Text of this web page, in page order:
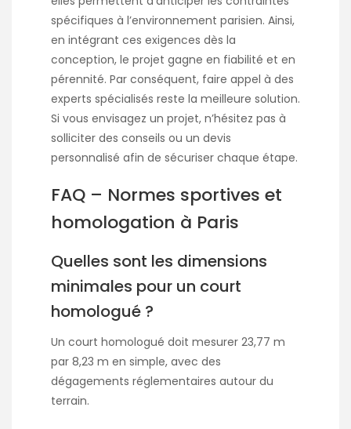
spécifiques à l’environnement parisien. Ainsi,
en intégrant ces exigences dès la
conception, le projet gagne en fiabilité et en
pérennité. Par conséquent, faire appel à des
experts spécialisés reste la meilleure solution.
Si vous envisagez un projet, n’hésitez pas à
solliciter des conseils ou un devis
personnalisé afin de sécuriser chaque étape.
FAQ – Normes sportives et
homologation à Paris
Quelles sont les dimensions
minimales pour un court
homologué ?
Un court homologué doit mesurer 23,77 m
par 8,23 m en simple, avec des
dégagements réglementaires autour du
terrain.